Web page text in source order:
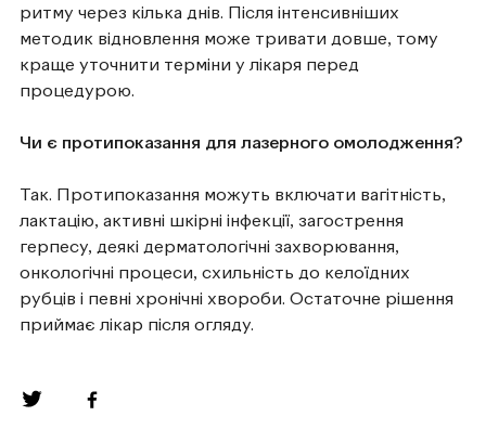
ритму через кілька днів. Після інтенсивніших
методик відновлення може тривати довше, тому
краще уточнити терміни у лікаря перед
процедурою.
Чи є протипоказання для лазерного омолодження?
Так. Протипоказання можуть включати вагітність,
лактацію, активні шкірні інфекції, загострення
герпесу, деякі дерматологічні захворювання,
онкологічні процеси, схильність до келоїдних
рубців і певні хронічні хвороби. Остаточне рішення
приймає лікар після огляду.